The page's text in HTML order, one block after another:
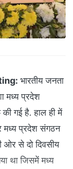
भारतीय जनता
मध्य प्रदेश
गई है. हाल ही में
मध्य प्रदेश संगठन
ओर से दो दिवसीय
था जिसमें मध्य